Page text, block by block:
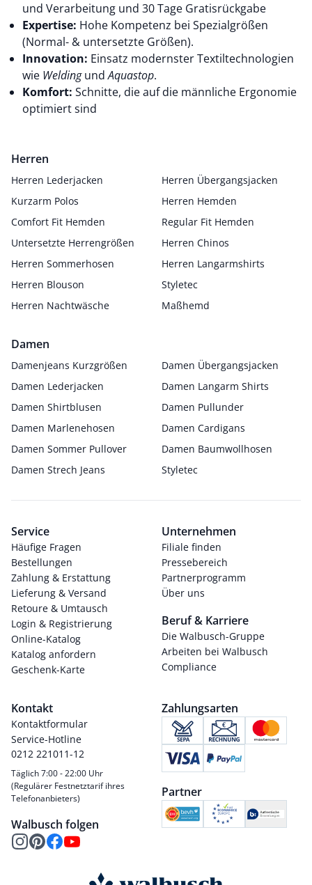
und Verarbeitung und 30 Tage Gratisrückgabe
Expertise: Hohe Kompetenz bei Spezialgrößen
(Normal- & untersetzte Größen).
Innovation: Einsatz modernster Textiltechnologien
wie WeldingundAquastop.
Komfort: Schnitte, die auf die männliche Ergonomie
optimiert sind
Herren
Herren Lederjacken
Herren Übergangsjacken
Kurzarm Polos
Herren Hemden
Comfort Fit Hemden
Regular Fit Hemden
Untersetzte Herrengrößen
Herren Chinos
Herren Sommerhosen
Herren Langarmshirts
Herren Blouson
Styletec
Herren Nachtwäsche
Maßhemd
Damen
Damenjeans Kurzgrößen
Damen Übergangsjacken
Damen Lederjacken
Damen Langarm Shirts
Damen Shirtblusen
Damen Pullunder
Damen Marlenehosen
Damen Cardigans
Damen Sommer Pullover
Damen Baumwollhosen
Damen Strech Jeans
Styletec
Service
Häufige Fragen
Bestellungen
Zahlung & Erstattung
Lieferung & Versand
Retoure & Umtausch
Login & Registrierung
Online-Katalog
Katalog anfordern
Geschenk-Karte
Unternehmen
Filiale finden
Pressebereich
Partnerprogramm
Über uns
Beruf & Karriere
Die Walbusch-Gruppe
Arbeiten bei Walbusch
Compliance
Kontakt
Kontaktformular
Service-Hotline
0212 221011-12
Täglich 7:00 - 22:00 Uhr
(Regulärer Festnetztarif ihres
Telefonanbieters)
Walbusch folgen
Zahlungsarten
Partner